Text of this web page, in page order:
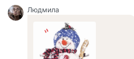
Людмила